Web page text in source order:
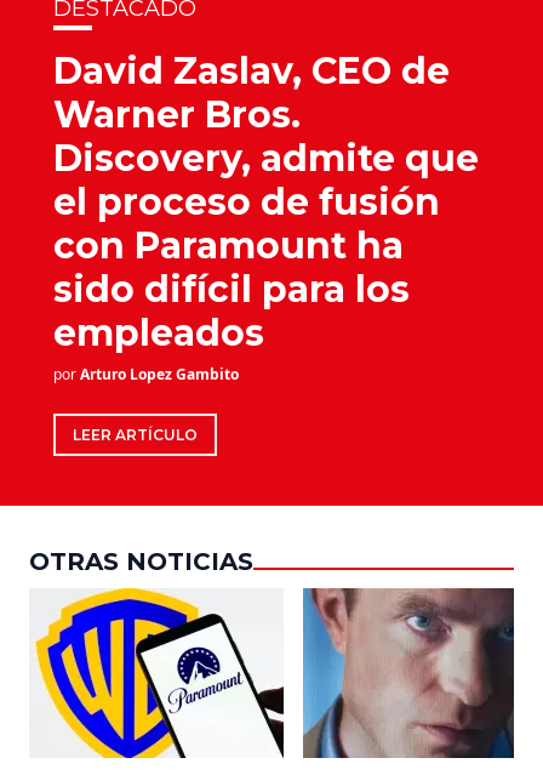
DESTACADO
David Zaslav, CEO de
Warner Bros.
Discovery, admite que
el proceso de fusión
con Paramount ha
sido difícil para los
empleados
porArturo Lopez Gambito
LEER ARTÍCULO
OTRAS NOTICIAS